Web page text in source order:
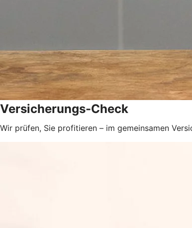
Versicherungs-Check
Wir prüfen, Sie profitieren – im gemeinsamen